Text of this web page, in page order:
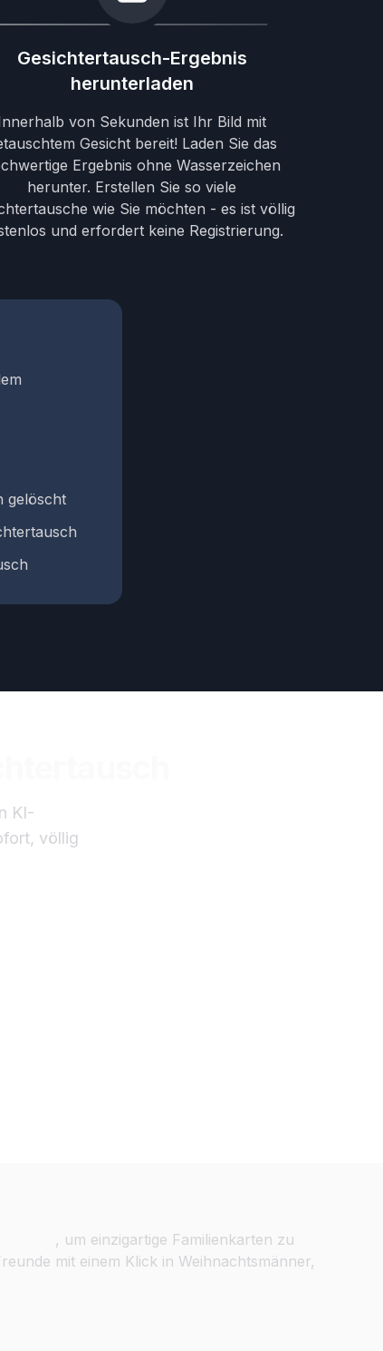
Gesichtertausch-Ergebnis
herunterladen
von Sekunden ist Ihr Bild mit
Gesicht bereit! Laden Sie das
Ergebnis ohne Wasserzeichen
herunter. Erstellen Sie so viele
wie Sie möchten - es ist völlig
und erfordert keine Registrierung.
gelöscht
KI-
völlig
, um einzigartige Familienkarten zu
mit einem Klick in Weihnachtsmänner,